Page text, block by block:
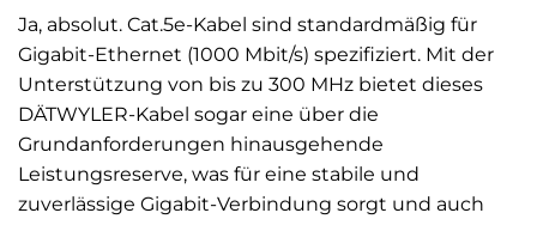
Ja, absolut. Cat.5e-Kabel sind standardmäßig für
Gigabit-Ethernet (1000 Mbit/s) spezifiziert. Mit der
Unterstützung von bis zu 300 MHz bietet dieses
DÄTWYLER-Kabel sogar eine über die
Grundanforderungen hinausgehende
Leistungsreserve, was für eine stabile und
zuverlässige Gigabit-Verbindung sorgt und auch